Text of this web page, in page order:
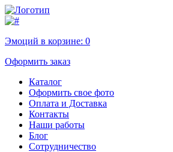
Эмоций в корзине: 0
Оформить заказ
Каталог
Оформить свое фото
Оплата и Доставка
Контакты
Наши работы
Блог
Сотрудничество